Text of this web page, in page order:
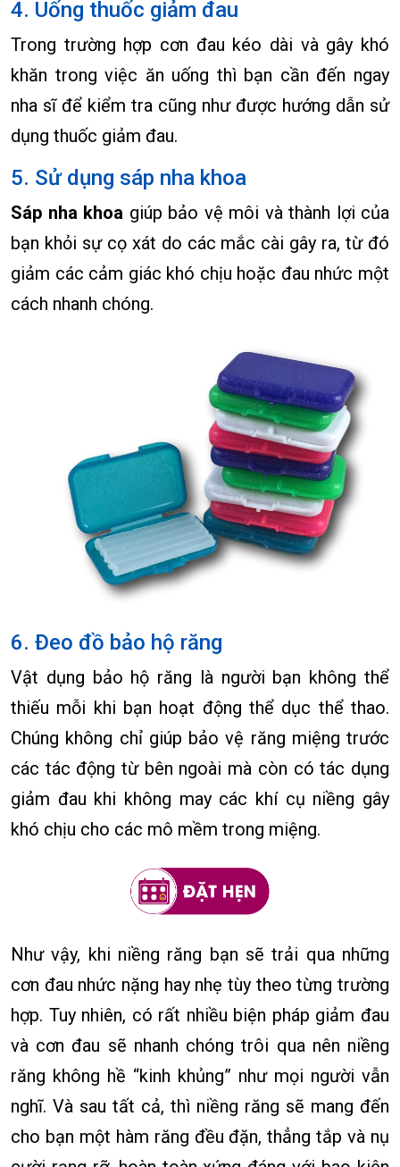
4. Uống thuốc giảm đau
Trong trường hợp cơn đau kéo dài và gây khó
khăn trong việc ăn uống thì bạn cần đến ngay
nha sĩ để kiểm tra cũng như được hướng dẫn sử
dụng thuốc giảm đau.
5. Sử dụng sáp nha khoa
Sáp nha khoa giúp bảo vệ môi và thành lợi của
bạn khỏi sự cọ xát do các mắc cài gây ra, từ đó
giảm các cảm giác khó chịu hoặc đau nhức một
cách nhanh chóng.
6. Đeo đồ bảo hộ răng
Vật dụng bảo hộ răng là người bạn không thể
thiếu mỗi khi bạn hoạt động thể dục thể thao.
Chúng không chỉ giúp bảo vệ răng miệng trước
các tác động từ bên ngoài mà còn có tác dụng
giảm đau khi không may các khí cụ niềng gây
khó chịu cho các mô mềm trong miệng.
Như vậy, khi niềng răng bạn sẽ trải qua những
cơn đau nhức nặng hay nhẹ tùy theo từng trường
hợp. Tuy nhiên, có rất nhiều biện pháp giảm đau
và cơn đau sẽ nhanh chóng trôi qua nên niềng
răng không hề “kinh khủng” như mọi người vẫn
nghĩ. Và sau tất cả, thì niềng răng sẽ mang đến
cho bạn một hàm răng đều đặn, thẳng tắp và nụ